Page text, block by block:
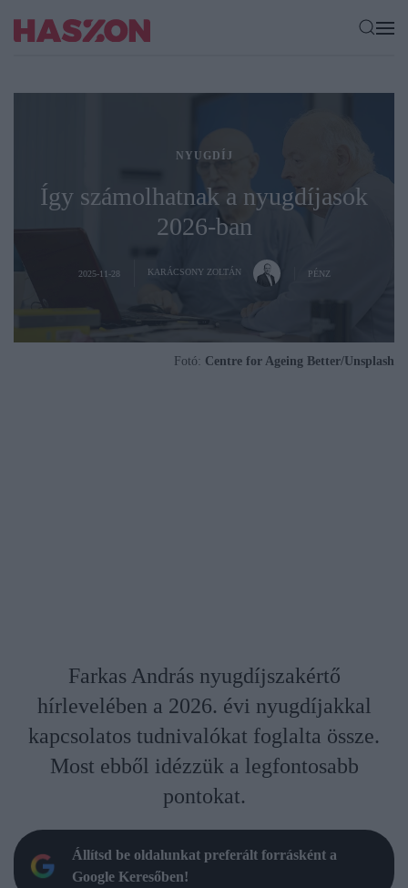
NYUGDÍJ
Így számolhatnak a nyugdíjasok
2026-ban
2025-11-28 KARÁCSONY ZOLTÁN PÉNZ
Fotó: Centre for Ageing Better/Unsplash
Farkas András nyugdíjszakértő
hírlevelében a 2026. évi nyugdíjakkal
kapcsolatos tudnivalókat foglalta össze.
Most ebből idézzük a legfontosabb
pontokat.
Állítsd be oldalunkat preferált forrásként a
Google Keresőben!